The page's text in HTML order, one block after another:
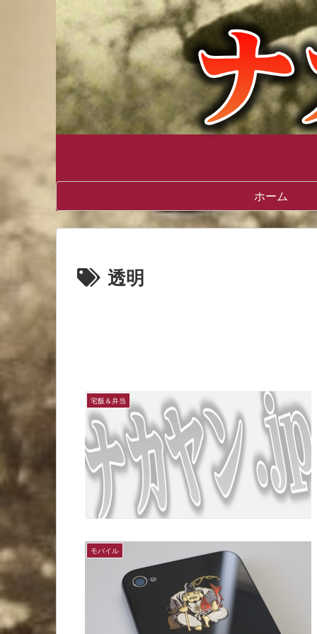
ホーム
透明
宅飯＆弁当
モバイル